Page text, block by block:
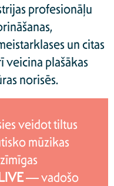
profesionāļu
un citas
veicina plašākas
norisēs.
veidot tiltus
mūzikas
— vadošo